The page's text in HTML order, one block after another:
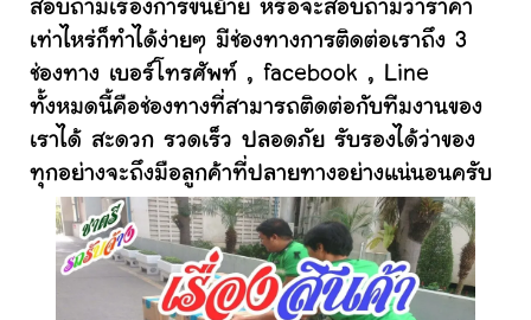
สอบถามเรื่องการขนย้าย หรือจะสอบถามว่าราคา
เท่าไหร่ก็ทำได้ง่ายๆ มีช่องทางการติดต่อเราถึง 3
ช่องทาง เบอร์โทรศัพท์ , facebook , Line
ทั้งหมดนี้คือช่องทางที่สามารถติดต่อกับทีมงานของ
เราได้ สะดวก รวดเร็ว ปลอดภัย รับรองได้ว่าของ
ทุกอย่างจะถึงมือลูกค้าที่ปลายทางอย่างแน่นอนครับ